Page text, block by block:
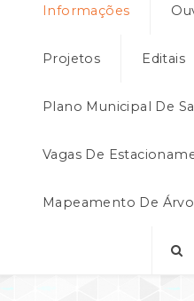
Informações
Projetos Editais
Plano Municipal De
Vagas De
Mapeamento De